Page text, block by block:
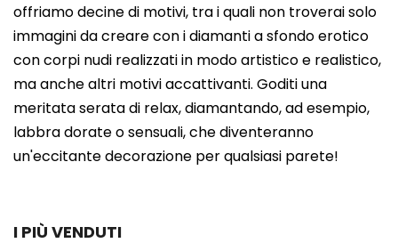
offriamo decine di motivi, tra i quali non troverai solo
immagini da creare con i diamanti a sfondo erotico
con corpi nudi realizzati in modo artistico e realistico,
ma anche altri motivi accattivanti. Goditi una
meritata serata di relax, diamantando, ad esempio,
labbra dorate o sensuali, che diventeranno
un'eccitante decorazione per qualsiasi parete!
I PIÙ VENDUTI